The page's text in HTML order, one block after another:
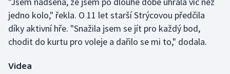
Rychlostní kanoistika
Short track
jedno kolo," řekla. O 11 let starší Strýcovou předčila
díky aktivní hře. "Snažila jsem se jít pro každý bod,
chodit do kurtu pro voleje a dařilo se mi to," dodala.
Videa